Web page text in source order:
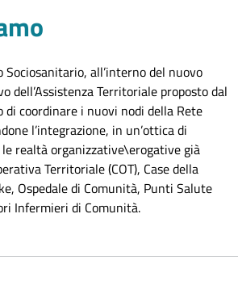
all’interno del nuovo
dell’Assistenza Territoriale proposto dal
coordinare i nuovi nodi della Rete
l’integrazione, in un’ottica di
realtà organizzative\erogative già
Territoriale (COT), Case della
Ospedale di Comunità, Punti Salute
Infermieri di Comunità.